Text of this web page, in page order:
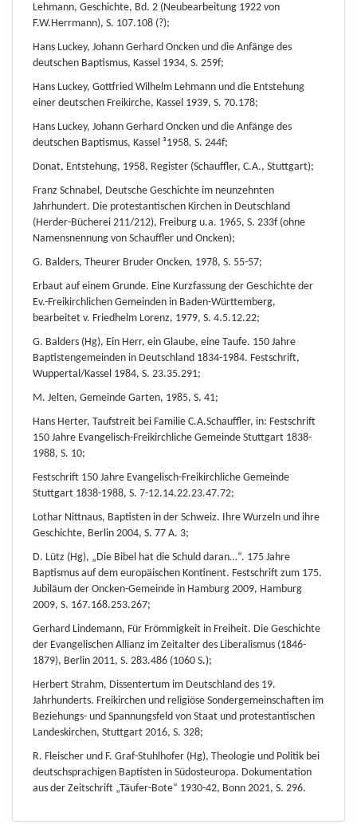
Lehmann, Geschichte, Bd. 2 (Neubearbeitung 1922 von
F.W.Herrmann), S. 107.108 (?);
Hans Luckey, Johann Gerhard Oncken und die Anfänge des
deutschen Baptismus, Kassel 1934, S. 259f;
Hans Luckey, Gottfried Wilhelm Lehmann und die Entstehung
einer deutschen Freikirche, Kassel 1939, S. 70.178;
Hans Luckey, Johann Gerhard Oncken und die Anfänge des
deutschen Baptismus, Kassel ³1958, S. 244f;
Donat, Entstehung, 1958, Register (Schauffler, C.A., Stuttgart);
Franz Schnabel, Deutsche Geschichte im neunzehnten
Jahrhundert. Die protestantischen Kirchen in Deutschland
(Herder-Bücherei 211/212), Freiburg u.a. 1965, S. 233f (ohne
Namensnennung von Schauffler und Oncken);
G. Balders, Theurer Bruder Oncken, 1978, S. 55-57;
Erbaut auf einem Grunde. Eine Kurzfassung der Geschichte der
Ev.-Freikirchlichen Gemeinden in Baden-Württemberg,
bearbeitet v. Friedhelm Lorenz, 1979, S. 4.5.12.22;
G. Balders (Hg), Ein Herr, ein Glaube, eine Taufe. 150 Jahre
Baptistengemeinden in Deutschland 1834-1984. Festschrift,
Wuppertal/Kassel 1984, S. 23.35.291;
M. Jelten, Gemeinde Garten, 1985, S. 41;
Hans Herter, Taufstreit bei Familie C.A.Schauffler, in: Festschrift
150 Jahre Evangelisch-Freikirchliche Gemeinde Stuttgart 1838-
1988, S. 10;
Festschrift 150 Jahre Evangelisch-Freikirchliche Gemeinde
Stuttgart 1838-1988, S. 7-12.14.22.23.47.72;
Lothar Nittnaus, Baptisten in der Schweiz. Ihre Wurzeln und ihre
Geschichte, Berlin 2004, S. 77 A. 3;
D. Lütz (Hg), „Die Bibel hat die Schuld daran…“. 175 Jahre
Baptismus auf dem europäischen Kontinent. Festschrift zum 175.
Jubiläum der Oncken-Gemeinde in Hamburg 2009, Hamburg
2009, S. 167.168.253.267;
Gerhard Lindemann, Für Frömmigkeit in Freiheit. Die Geschichte
der Evangelischen Allianz im Zeitalter des Liberalismus (1846-
1879), Berlin 2011, S. 283.486 (1060 S.);
Herbert Strahm, Dissentertum im Deutschland des 19.
Jahrhunderts. Freikirchen und religiöse Sondergemeinschaften im
Beziehungs- und Spannungsfeld von Staat und protestantischen
Landeskirchen, Stuttgart 2016, S. 328;
R. Fleischer und F. Graf-Stuhlhofer (Hg), Theologie und Politik bei
deutschsprachigen Baptisten in Südosteuropa. Dokumentation
aus der Zeitschrift „Täufer-Bote“ 1930-42, Bonn 2021, S. 296.